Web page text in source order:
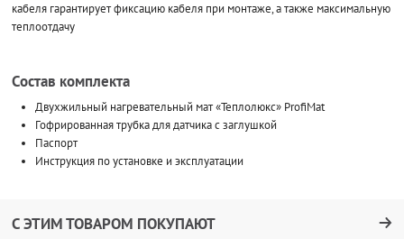
кабеля гарантирует фиксацию кабеля при монтаже, а также максимальную
теплоотдачу
Состав комплекта
Двухжильный нагревательный мат «Теплолюкс» ProfiMat
Гофрированная трубка для датчика с заглушкой
Паспорт
Инструкция по установке и эксплуатации
С ЭТИМ ТОВАРОМ ПОКУПАЮТ